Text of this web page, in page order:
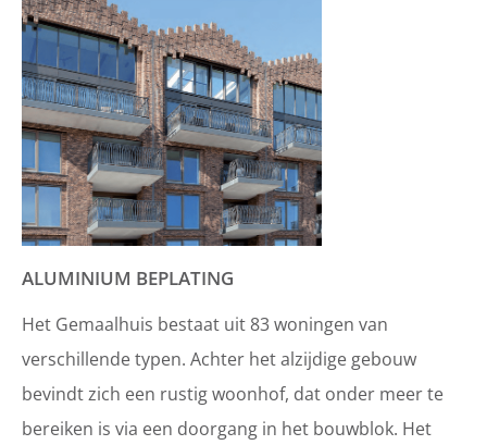
ALUMINIUM BEPLATING
Het Gemaalhuis bestaat uit 83 woningen van
verschillende typen. Achter het alzijdige gebouw
bevindt zich een rustig woonhof, dat onder meer te
bereiken is via een doorgang in het bouwblok. Het